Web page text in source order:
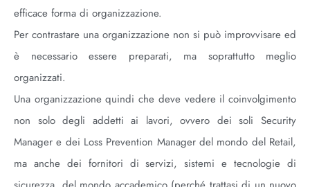
efficace forma di organizzazione.
Per contrastare una organizzazione non si può improvvisare ed
è necessario essere preparati, ma soprattutto meglio
organizzati.
Una organizzazione quindi che deve vedere il coinvolgimento
non solo degli addetti ai lavori, ovvero dei soli Security
Manager e dei Loss Prevention Manager del mondo del Retail,
ma anche dei fornitori di servizi, sistemi e tecnologie di